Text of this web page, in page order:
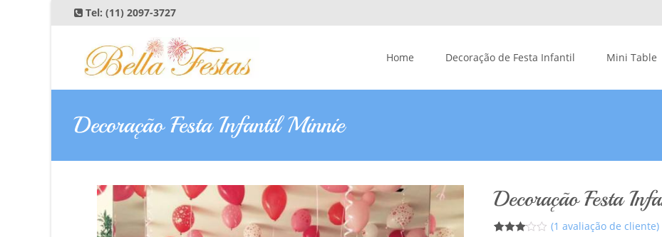
Tel: (11) 2097-3727
Home
Decoração de Festa Infantil Mini Table
Decoração Festa Infantil Minnie
Decoração Festa
(1 avaliação de cliente)